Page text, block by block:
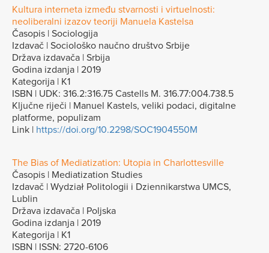
Kultura interneta između stvarnosti i virtuelnosti:
neoliberalni izazov teoriji Manuela Kastelsa
Časopis | Sociologija
Izdavač | Sociološko naučno društvo Srbije
Država izdavača | Srbija
Godina izdanja | 2019
Kategorija | K1
ISBN | UDK: 316.2:316.75 Castells M. 316.77:004.738.5
Ključne riječi | Manuel Kastels, veliki podaci, digitalne
platforme, populizam
Link | https://doi.org/10.2298/SOC1904550M
The Bias of Mediatization: Utopia in Charlottesville
Časopis | Mediatization Studies
Izdavač | Wydział Politologii i Dziennikarstwa UMCS,
Lublin
Država izdavača | Poljska
Godina izdanja | 2019
Kategorija | K1
ISBN | ISSN: 2720-6106